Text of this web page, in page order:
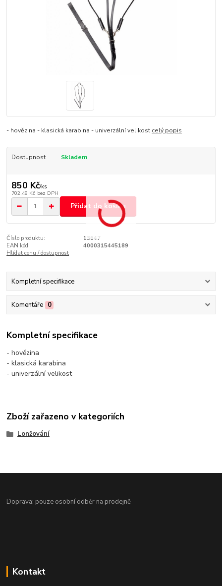
- hovězina - klasická karabina - univerzální velikost celý popis
Dostupnost Skladem
850 Kč/ks
702,48 Kč bez DPH
Přidat do košíku
Číslo produktu:
13647
EAN kód:
4000315445189
Hlídat cenu / dostupnost
Kompletní specifikace
Komentáře 0
Kompletní specifikace
- hovězina
- klasická karabina
- univerzální velikost
Zboží zařazeno v kategoriích
Lonžování
Doprava: pouze osobní odběr na prodejně
Kontakt